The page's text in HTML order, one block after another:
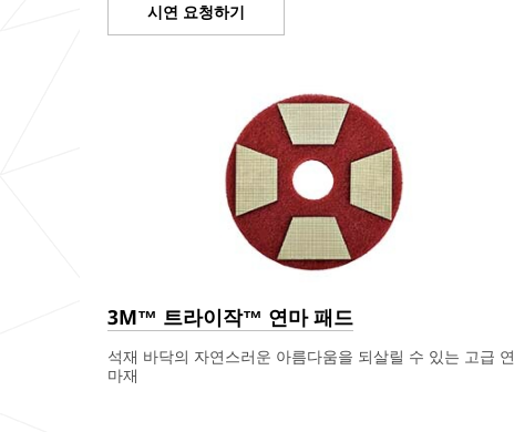
시연 요청하기
3M™ 트라이작™ 연마 패드
석재 바닥의 자연스러운 아름다움을 되살릴 수 있는 고급 연
마재